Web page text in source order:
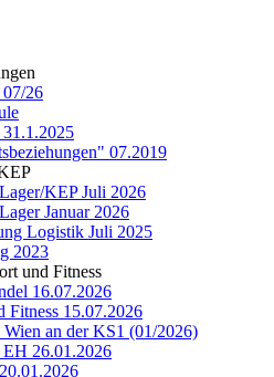
07/26
31.1.2025
07.2019
KEP Juli 2026
Januar 2026
Logistik Juli 2025
2023
und Fitness
16.07.2026
Fitness 15.07.2026
Wien an der KS1 (01/2026)
26.01.2026